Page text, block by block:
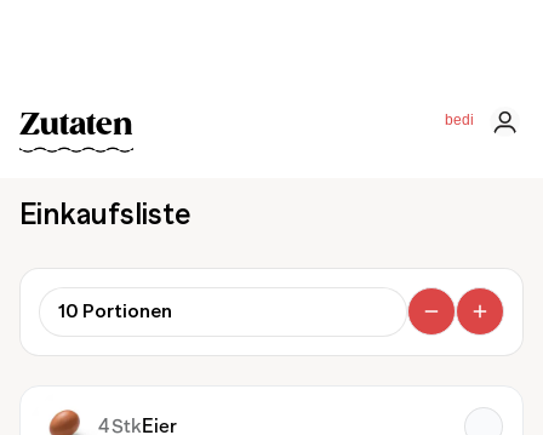
bedi
Zutaten